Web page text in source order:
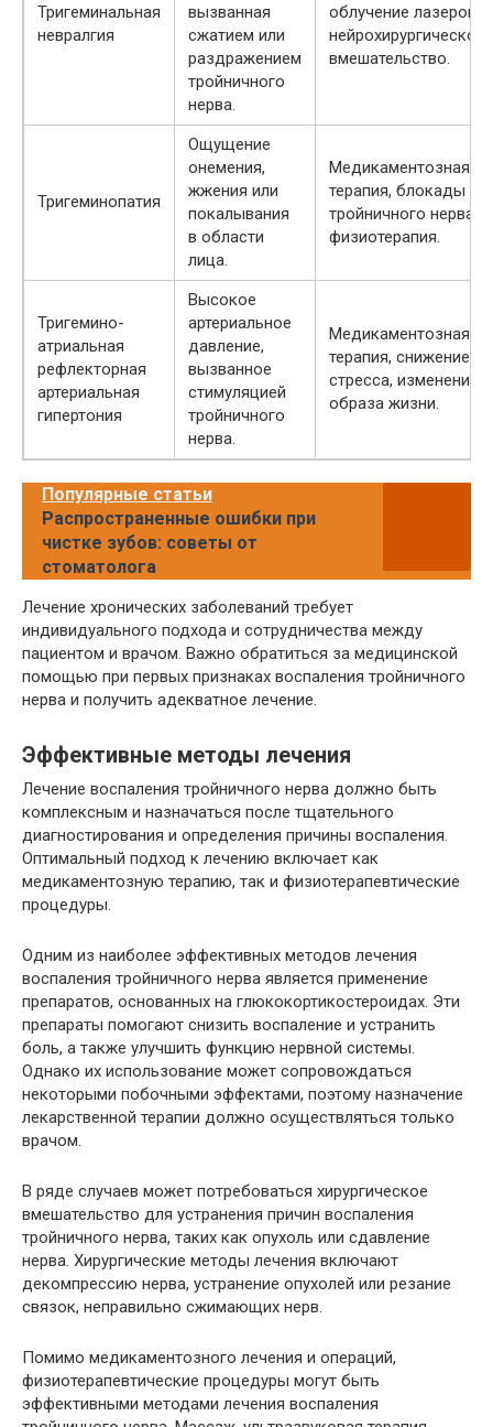
Тригеминальная
невралгия
вызванная
сжатием или
раздражением
тройничного
нерва.
облучение лазером,
нейрохирургическое
вмешательство.
Тригеминопатия
Ощущение
онемения,
жжения или
покалывания
в области
лица.
Медикаментозная
терапия, блокады
тройничного нерва,
физиотерапия.
Тригемино-
атриальная
рефлекторная
артериальная
гипертония
Высокое
артериальное
давление,
вызванное
стимуляцией
тройничного
нерва.
Медикаментозная
терапия, снижение
стресса, изменение
образа жизни.
Популярные статьи
Распространенные ошибки при
чистке зубов: советы от
стоматолога
Лечение хронических заболеваний требует
индивидуального подхода и сотрудничества между
пациентом и врачом. Важно обратиться за медицинской
помощью при первых признаках воспаления тройничного
нерва и получить адекватное лечение.
Эффективные методы лечения
Лечение воспаления тройничного нерва должно быть
комплексным и назначаться после тщательного
диагностирования и определения причины воспаления.
Оптимальный подход к лечению включает как
медикаментозную терапию, так и физиотерапевтические
процедуры.
Одним из наиболее эффективных методов лечения
воспаления тройничного нерва является применение
препаратов, основанных на глюкокортикостероидах. Эти
препараты помогают снизить воспаление и устранить
боль, а также улучшить функцию нервной системы.
Однако их использование может сопровождаться
некоторыми побочными эффектами, поэтому назначение
лекарственной терапии должно осуществляться только
врачом.
В ряде случаев может потребоваться хирургическое
вмешательство для устранения причин воспаления
тройничного нерва, таких как опухоль или сдавление
нерва. Хирургические методы лечения включают
декомпрессию нерва, устранение опухолей или резание
связок, неправильно сжимающих нерв.
Помимо медикаментозного лечения и операций,
физиотерапевтические процедуры могут быть
эффективными методами лечения воспаления